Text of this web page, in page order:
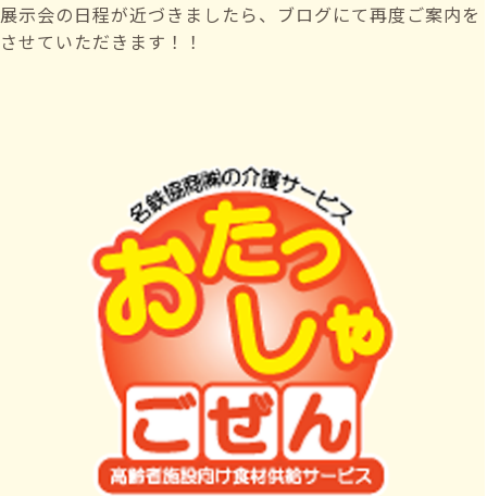
展示会の日程が近づきましたら、ブログにて再度ご案内を
させていただきます！！